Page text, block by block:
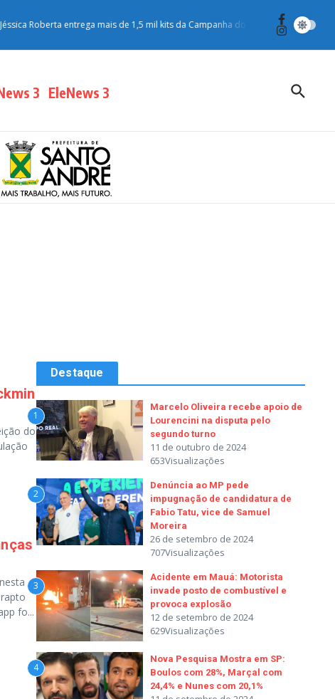
Roberta entrega mais de 1,5 mil kits da Campanha do Agasalho para moradores
3 EleNews 3
do
fo...
Destaque
1
Marcelo Oliveira recebe apoio de
Lourencini na disputa pelo
segundo turno
11 de outubro de 2024
653Visualizações
2
Denúncia ao MP pede
impugnação de candidatura de
Fabio Tatu, vice de Samuel
Moreira
26 de setembro de 2024
707Visualizações
3
Acidente em Mauá: Motorista
invade posto de combustível e
provoca explosão
12 de setembro de 2024
629Visualizações
4
Nova Pesquisa Mostra em SP:
Boulos com 28%, Marçal com
24,4% e Nunes com 20,1%